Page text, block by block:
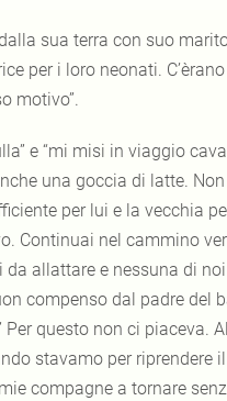
sua terra con suo
per i loro neonati.
motivo”.
e “mi misi in viaggio
una goccia di latte.
per lui e la vecchia
Continuai nel cammino
allattare e nessuna di
questo non ci piaceva.
stavamo per riprendere
compagne a tornare